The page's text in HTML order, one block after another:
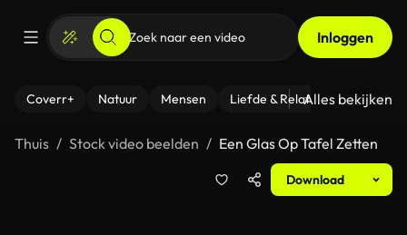
Inloggen
Coverr+ Natuur Mensen Liefde & Relaties - Fitness
Alles bekijken
Thuis Stock video beelden Een Glas Op Tafel Zetten
Download